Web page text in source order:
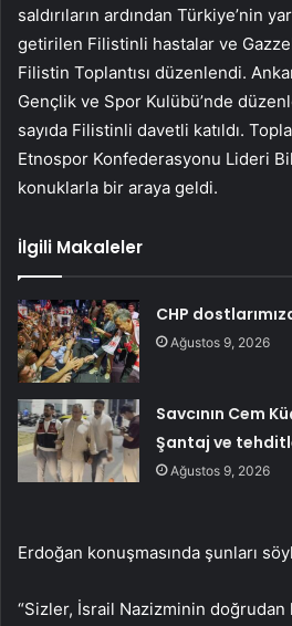
saldırıların ardından Türkiye’nin
getirilen Filistinli hastalar ve
Filistin Toplantısı düzenlendi.
Gençlik ve Spor Kulübü’nde
sayıda Filistinli davetli katıldı.
Etnospor Konfederasyonu Lideri
konuklarla bir araya geldi.
İlgili Makaleler
CHP
Ağustos 9, 2026
Savcının Cem
Şantaj ve
Ağustos 9, 2026
Erdoğan konuşmasında şunları
“Sizler, İsrail Nazizminin doğrudan